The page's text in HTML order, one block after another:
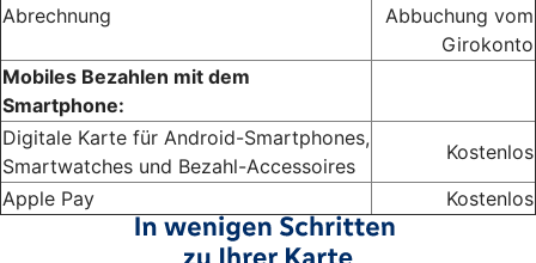
Abrechnung
Abbuchung vom
Girokonto
Mobiles Bezahlen mit dem
Smartphone:
Digitale Karte für Android-Smartphones,
Smartwatches und Bezahl-Accessoires
Kostenlos
Apple Pay
Kostenlos